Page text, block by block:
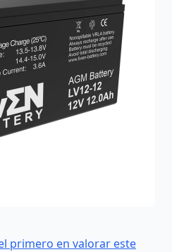
primero en valorar este